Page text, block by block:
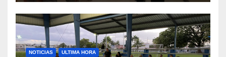
NOTICIAS ULTIMA HORA